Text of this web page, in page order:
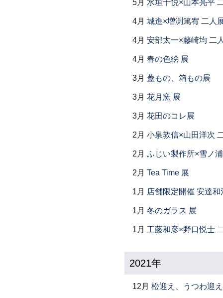
5月 水垣千悦×山本亮平
4月 城進×増渕篤宥 二人
4月 安部太一×藤崎均 二
4月 春の色絵 展
3月 蓋もの、箱もの展
3月 花月窯 展
3月 花田のコレ展
2月 小泉敦信×山田洋次
2月 ふじい製作所×雪ノ
2月 Tea Time 展
1月 店舗限定開催 安達和
1月 冬のガラス 展
1月 工藤和彦×野口悦士
2021年
12月 松迎え、うつわ迎